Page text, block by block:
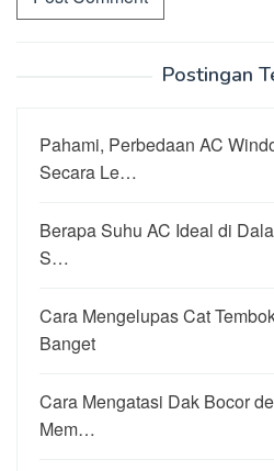
Postingan
Pahami, Perbedaan AC
Secara Le…
Berapa Suhu AC Ideal di
S…
Cara Mengelupas Cat
Banget
Cara Mengatasi Dak Bocor
Mem…